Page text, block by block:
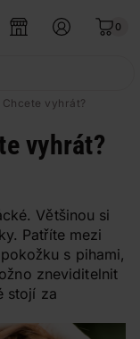
0
vyhrát?
vyhrát?
Většinou si
Patříte mezi
s pihami,
zneviditelnit
stojí za